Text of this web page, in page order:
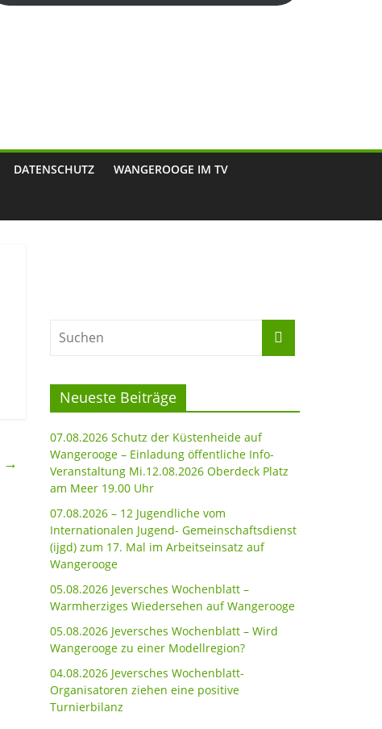
DATENSCHUTZ WANGEROOGE IM TV
→
Neueste Beiträge
07.08.2026 Schutz der Küstenheide auf
Wangerooge – Einladung öffentliche Info-
Veranstaltung Mi.12.08.2026 Oberdeck Platz
am Meer 19.00 Uhr
07.08.2026 – 12 Jugendliche vom
Internationalen Jugend- Gemeinschaftsdienst
(ijgd) zum 17. Mal im Arbeitseinsatz auf
Wangerooge
05.08.2026 Jeversches Wochenblatt –
Warmherziges Wiedersehen auf Wangerooge
05.08.2026 Jeversches Wochenblatt – Wird
Wangerooge zu einer Modellregion?
04.08.2026 Jeversches Wochenblatt-
Organisatoren ziehen eine positive
Turnierbilanz